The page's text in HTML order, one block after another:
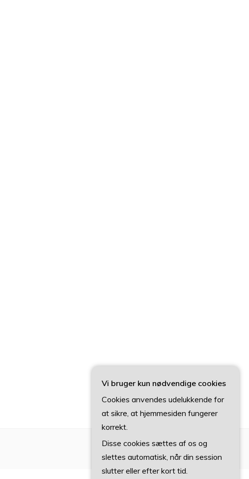
Vi bruger kun nødvendige cookies
Cookies anvendes udelukkende for
at sikre, at hjemmesiden fungerer
korrekt.
Disse cookies sættes af os og
slettes automatisk, når din session
slutter eller efter kort tid.